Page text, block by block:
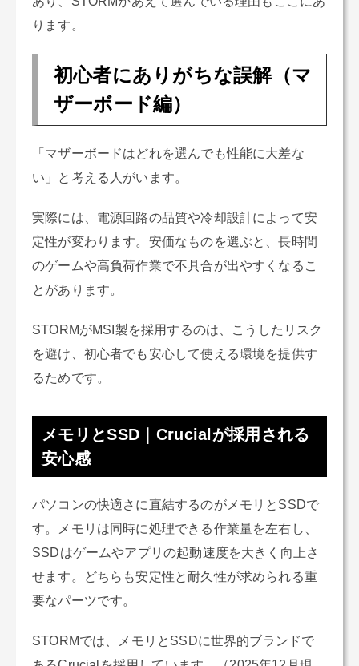
ります。
初心者にありがちな誤解（マ
ザーボード編）
「マザーボードはどれを選んでも性能に大差な
い」と考える人がいます。
実際には、電源回路の品質や冷却設計によって安
定性が変わります。安価なものを選ぶと、長時間
のゲームや高負荷作業で不具合が出やすくなるこ
とがあります。
STORMがMSI製を採用するのは、こうしたリスク
を避け、初心者でも安心して使える環境を提供す
るためです。
メモリとSSD｜Crucialが採用される
安心感
パソコンの快適さに直結するのがメモリとSSDで
す。メモリは同時に処理できる作業量を左右し、
SSDはゲームやアプリの起動速度を大きく向上さ
せます。どちらも安定性と耐久性が求められる重
要なパーツです。
STORMでは、メモリとSSDに世界的ブランドで